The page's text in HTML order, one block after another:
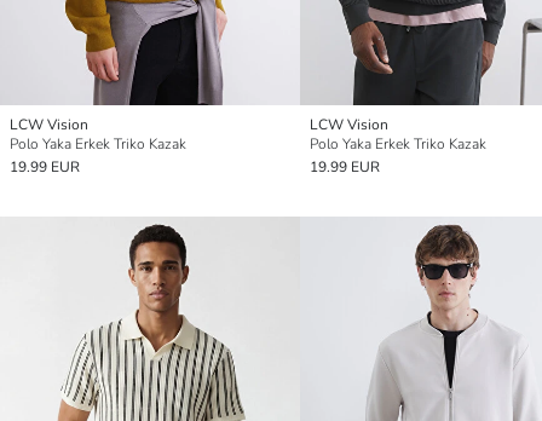
LCW Vision
Polo Yaka Erkek Triko Kazak
19.99 EUR
LCW Vision
Polo Yaka Erkek Triko Kazak
19.99 EUR